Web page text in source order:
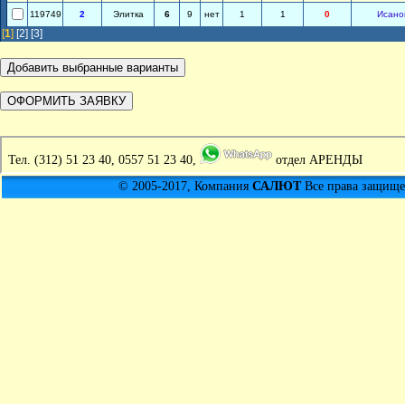
119749 2 Элитка 6 9 нет 1 1 0
[1] [2] [3]
Тел. (312) 51 23 40, 0557 51 23 40,
отдел АРЕНДЫ
© 2005-2017, Компания САЛЮТВсе права